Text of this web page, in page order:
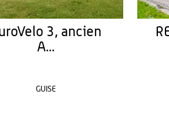
3, ancien
A...
GUISE